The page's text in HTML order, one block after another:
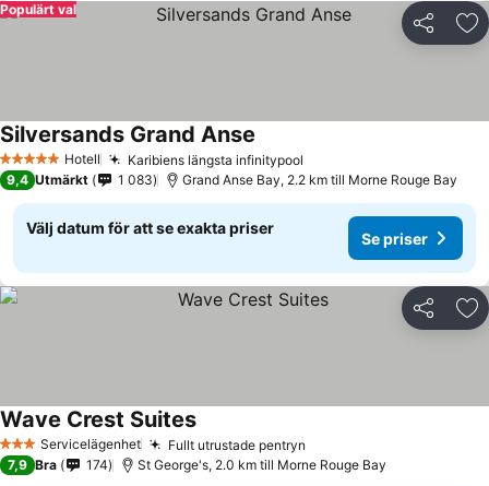
Dela
Populärt val
5 Stjärnor Hotell Karibiens längsta infinitypool
Silversands Grand Anse
9,4 Utmärkt 1 083 Grand Anse Bay, 2.2 km till Morne Rouge Bay
Välj datum för att se exakta priser
Se priser
Dela
3 StjärnorServicelägenhet Fullt utrustade pentryn
Wave Crest Suites
7,9 Bra 174 St George's, 2.0 km till Morne Rouge Bay